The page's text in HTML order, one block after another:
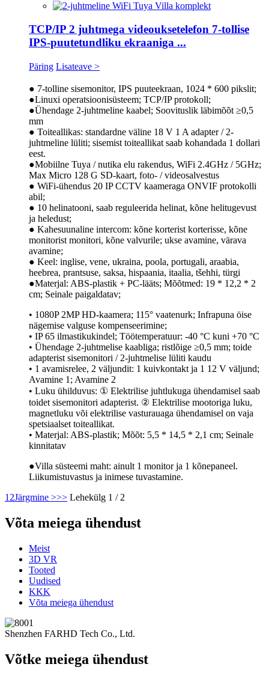
TCP/IP 2 juhtmega videouksetelefon 7-tollise
IPS-puutetundliku ekraaniga ...
Päring Lisateave >
● 7-tolline sisemonitor, IPS puuteekraan, 1024 * 600 pikslit;
●Linuxi operatsioonisüsteem; TCP/IP protokoll;
●Ühendage 2-juhtmeline kaabel; Soovituslik läbimõõt ≥0,5
mm
● Toiteallikas: standardne väline 18 V 1 A adapter / 2-
juhtmeline lüliti; sisemist toiteallikat saab kohandada 1 dollari
eest.
●Mobiilne Tuya / nutika elu rakendus, WiFi 2.4GHz / 5GHz;
Max Micro 128 G SD-kaart, foto- / videosalvestus
● WiFi-ühendus 20 IP CCTV kaameraga ONVIF protokolli
abil;
● 10 helinatooni, saab reguleerida helinat, kõne helitugevust
ja heledust;
● Kahesuunaline intercom: kõne korterist korterisse, kõne
monitorist monitori, kõne valvurile; ukse avamine, värava
avamine;
● Keel: inglise, vene, ukraina, poola, portugali, araabia,
heebrea, prantsuse, saksa, hispaania, itaalia, tšehhi, türgi
●Materjal: ABS-plastik + PC-lääts; Mõõtmed: 19 * 12,2 * 2
cm; Seinale paigaldatav;
• 1080P 2MP HD-kaamera; 115° vaatenurk; Infrapuna öise
nägemise valguse kompenseerimine;
• IP 65 ilmastikukindel; Töötemperatuur: -40 °C kuni +70 °C
• Ühendage 2-juhtmelise kaabliga; ristlõige ≥0,5 mm; toide
adapterist sisemonitori / 2-juhtmelise lüliti kaudu
• 1 avamisrelee, 2 väljundit: 1 kuivkontakt ja 1 12 V väljund;
Avamine 1; Avamine 2
• Luku ühilduvus: ① Elektrilise juhtlukuga ühendamisel saab
toidet sisemonitori adapterist. ② Elektrilise mootoriga luku,
magnetluku või elektrilise vasturauaga ühendamisel on vaja
spetsiaalset toiteallikat.
• Materjal: ABS-plastik; Mõõt: 5,5 * 14,5 * 2,1 cm; Seinale
kinnitatav
●Villa süsteemi maht: ainult 1 monitor ja 1 kõnepaneel.
Liikumistuvastus ja inimese tuvastamine.
12Järgmine >>> Lehekülg 1 / 2
Võta meiega ühendust
Meist
3D VR
Tooted
Uudised
KKK
Võta meiega ühendust
Shenzhen FARHD Tech Co., Ltd.
Võtke meiega ühendust